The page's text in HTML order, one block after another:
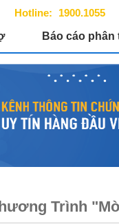
Hotline:
1900.1055
Báo cáo phân
Trình